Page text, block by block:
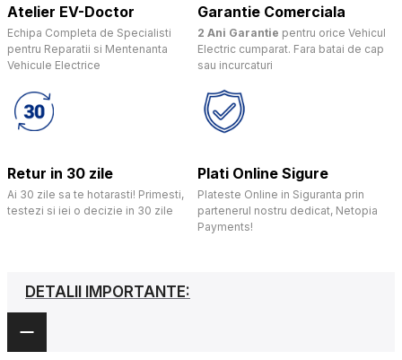
Atelier EV-Doctor
Echipa Completa de Specialisti
pentru Reparatii si Mentenanta
Vehicule Electrice
Garantie Comerciala
2 Ani Garantie pentru orice Vehicul
Electric cumparat. Fara batai de cap
sau incurcaturi
Retur in 30 zile
Ai 30 zile sa te hotarasti! Primesti,
testezi si iei o decizie in 30 zile
Plati Online Sigure
Plateste Online in Siguranta prin
partenerul nostru dedicat, Netopia
Payments!
DETALII IMPORTANTE: